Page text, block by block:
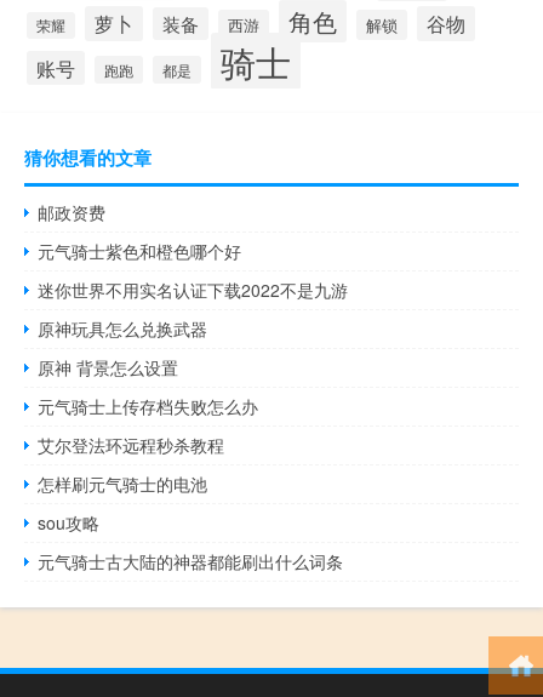
荣耀 萝卜 装备 西游 角色 解锁 谷物
账号 跑跑 都是 骑士
猜你想看的文章
邮政资费
元气骑士紫色和橙色哪个好
迷你世界不用实名认证下载2022不是九游
原神玩具怎么兑换武器
原神 背景怎么设置
元气骑士上传存档失败怎么办
艾尔登法环远程秒杀教程
怎样刷元气骑士的电池
sou攻略
元气骑士古大陆的神器都能刷出什么词条